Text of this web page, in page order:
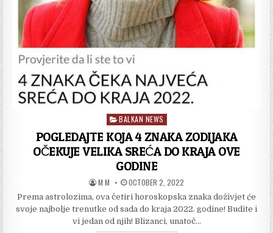
Posted
in
BALKAN NEWS
POGLEDAJTE KOJA 4 ZNAKA ZODIJAKA
OČEKUJE VELIKA SREĆA DO KRAJA OVE
GODINE
AUTHOR:
M M PUBLISHED
DATE:
OCTOBER 2, 2022
Prema astrolozima, ova četiri horoskopska znaka doživjet će
svoje najbolje trenutke od sada do kraja 2022. godine! Budite i
vi jedan od njih! Blizanci, unatoč…